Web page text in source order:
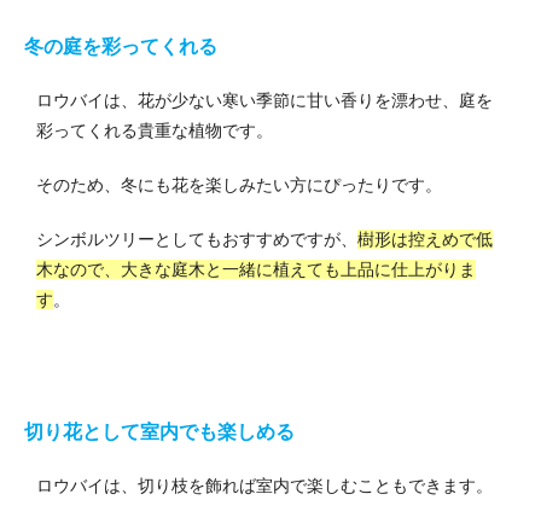
冬の庭を彩ってくれる
ロウバイは、花が少ない寒い季節に甘い香りを漂わせ、庭を
彩ってくれる貴重な植物です。
そのため、冬にも花を楽しみたい方にぴったりです。
シンボルツリーとしてもおすすめですが、 樹形は控えめで低
木なので、大きな庭木と一緒に植えても上品に仕上がりま
す。
切り花として室内でも楽しめる
ロウバイは、切り枝を飾れば室内で楽しむこともできます。